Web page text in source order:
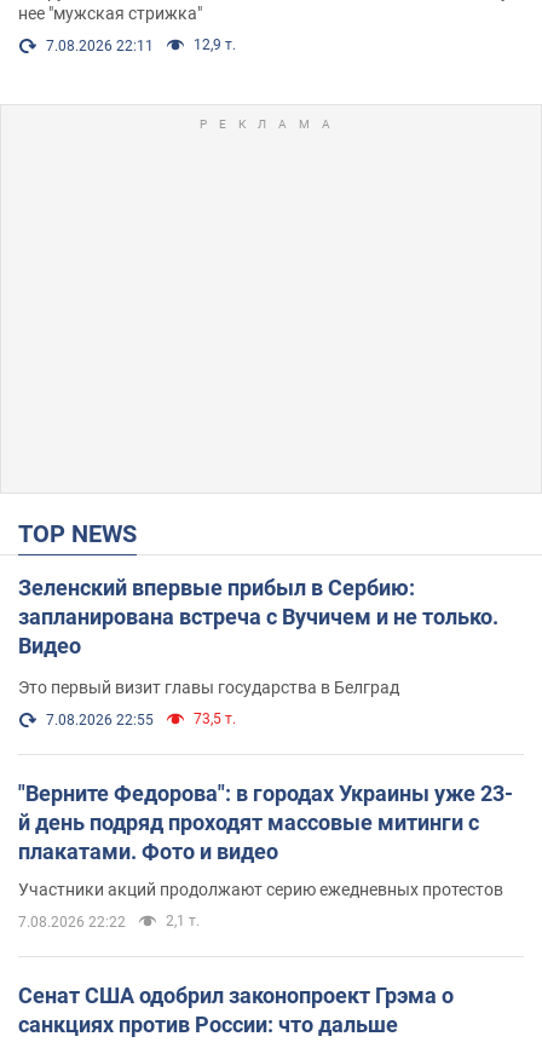
нее "мужская стрижка"
7.08.2026 22:11 12,9 т.
TOP NEWS
Зеленский впервые прибыл в Сербию:
запланирована встреча с Вучичем и не только.
Видео
Это первый визит главы государства в Белград
7.08.2026 22:55 73,5 т.
"Верните Федорова": в городах Украины уже 23-
й день подряд проходят массовые митинги с
плакатами. Фото и видео
Участники акций продолжают серию ежедневных протестов
7.08.2026 22:22 2,1 т.
Сенат США одобрил законопроект Грэма о
санкциях против России: что дальше